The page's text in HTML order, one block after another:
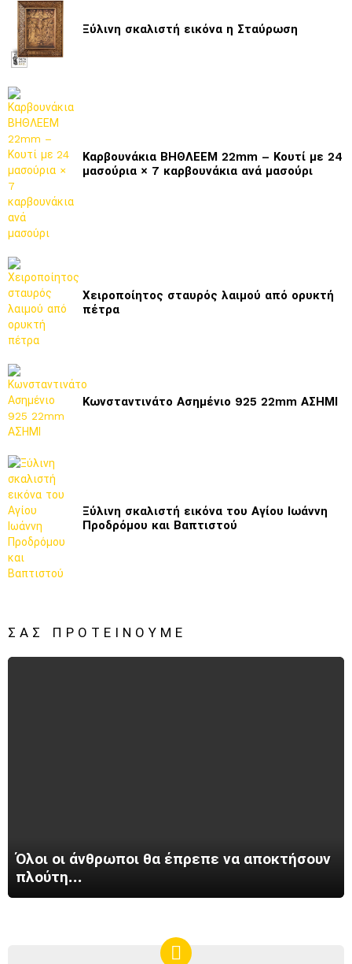
Ξύλινη σκαλιστή εικόνα η Σταύρωση
Καρβουνάκια ΒΗΘΛΕΕΜ 22mm – Κουτί με 24
μασούρια × 7 καρβουνάκια ανά μασούρι
Χειροποίητος σταυρός λαιμού από ορυκτή
πέτρα
Κωνσταντινάτο Ασημένιο 925 22mm ΑΣΗΜΙ
Ξύλινη σκαλιστή εικόνα του Αγίου Ιωάννη
Προδρόμου και Βαπτιστού
ΣΑΣ ΠΡΟΤΕΊΝΟΥΜΕ
Όλοι οι άνθρωποι θα έπρεπε να αποκτήσουν
πλούτη…